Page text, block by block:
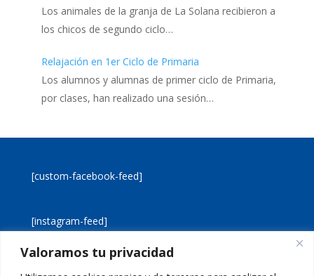
Valoramos tu privacidad
Los animales de la granja de La Solana recibieron a
los chicos de segundo ciclo…
Relajación en 1er Ciclo de Primaria
Los alumnos y alumnas de primer ciclo de Primaria,
por clases, han realizado una sesión…
[custom-facebook-feed]
[instagram-feed]